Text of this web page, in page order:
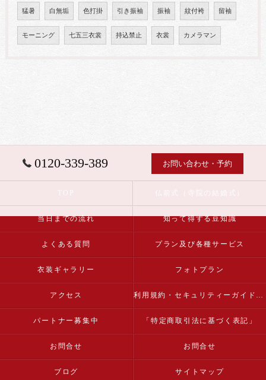
猛暑 白無垢 色打掛 引き振袖 振袖 紋付袴 留袖
モーニング 七五三衣裳 持込禁止 衣裳 カメラマン
0120-339-389 お問い合わせ・予約
当日までの流れ 知って得する豆知識
よくある質問 プラン及び各種サービス
衣装ギャラリー フォトプラン
アクセス 利用規約・セキュリティーガイドライン
パートナー募集中 「特定商取引法に基づく表記」
お問合せ お問合せ
ブログ サイトマップ